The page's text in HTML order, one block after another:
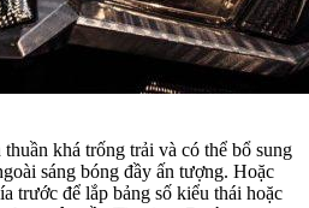
khá trống trải và có thể bổ sung
sáng bóng đầy ấn tượng. Hoặc
trước để lắp bảng số kiểu thái hoặc